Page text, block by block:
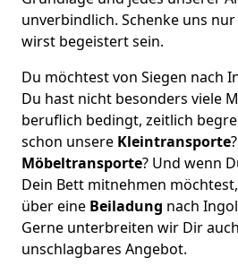
unverbindlich. Schenke uns nur
wirst begeistert sein.
Du möchtest von Siegen nach
Du hast nicht besonders viele
beruflich bedingt, zeitlich
schon unsere Kleintransporte
Möbeltransporte? Und wenn
Dein Bett mitnehmen
über eine Beiladung nach
Gerne unterbreiten wir Dir
unschlagbares Angebot.